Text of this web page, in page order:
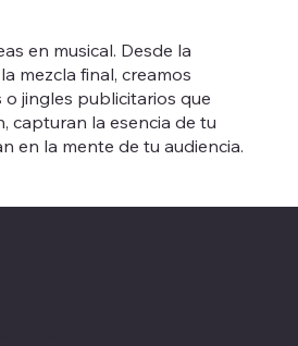
en musical. Desde la
mezcla final, creamos
o jingles publicitarios que
capturan la esencia de tu
en la mente de tu audiencia.